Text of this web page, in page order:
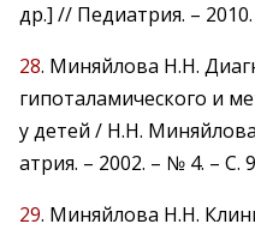
др.] // Педиатрия. –
28. Миняйлова Н.Н.
гипоталамического и
у детей / Н.Н.
атрия. – 2002. – № 4. – С.
29. Миняйлова Н.Н.